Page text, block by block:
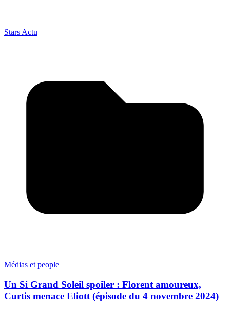
Stars Actu
Médias et people
Un Si Grand Soleil spoiler : Florent amoureux,
Curtis menace Eliott (épisode du 4 novembre 2024)